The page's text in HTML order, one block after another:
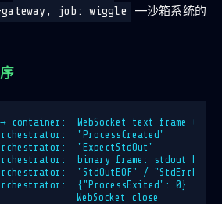
gateway, job: wiggle
——沙箱系统的
container:  WebSocket text frame
"ProcessCreated"
"ExpectStdOut"
binary frame: stdout bytes
"StdOutEOF" / "StdErrEOF"
{"ProcessExited": 0}
WebSocket close